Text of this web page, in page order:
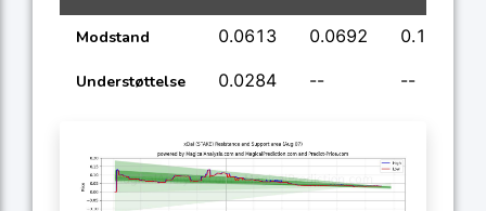
Modstand 0.0613 0.0692 0.1318
Understøttelse 0.0284 -- --